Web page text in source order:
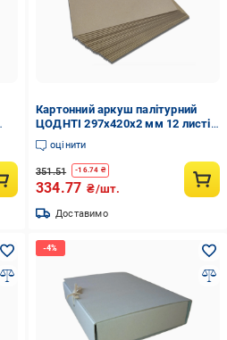
Картонний аркуш палітурний
ЦОДНТІ 297х420х2 мм 12 листів
(КPL-297х420-2-12-2)
оцінити
351.51 -16.74 ₴
334.77 ₴/шт.
Доставимо